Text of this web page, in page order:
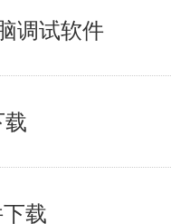
调试软件
载
载